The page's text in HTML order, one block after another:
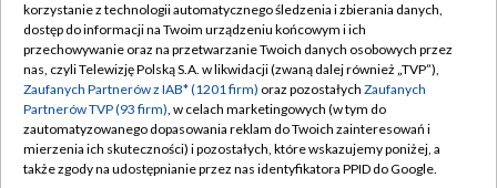
TVP
Abonament TVP
Emisja w TVP
Centrum informacji TVP
Naziemna Telewizja Cyfrowa
Regulamin TVP
Polityka prywatności
Moje zgody
Pomoc
korzystanie z technologii automatycznego śledzenia i zbierania danych,
dostęp do informacji na Twoim urządzeniu końcowym i ich
przechowywanie oraz na przetwarzanie Twoich danych osobowych przez
nas, czyli Telewizję Polską S.A. w likwidacji (zwaną dalej również „TVP”),
Zaufanych Partnerów z IAB* (1201 firm) oraz pozostałych Zaufanych
Partnerów TVP (93 firm), w celach marketingowych (w tym do
zautomatyzowanego dopasowania reklam do Twoich zainteresowań i
mierzenia ich skuteczności) i pozostałych, które wskazujemy poniżej, a
także zgody na udostępnianie przez nas identyfikatora PPID do Google.